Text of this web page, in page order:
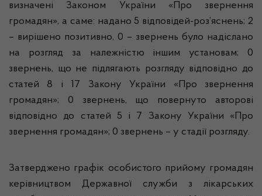
визначені Законом України «Про звернення
громадян», а саме: надано 5 відповідей-роз’яснень; 2
– вирішено позитивно, 0 – звернень було надіслано
на розгляд за належністю іншим установам; 0
звернень, що не підлягають розгляду відповідно до
статей 8 і 17 Закону України «Про звернення
громадян»; 0 звернень, що повернуто авторові
відповідно до статей 5 і 7 Закону України «Про
звернення громадян»; 0 звернень – у стадії розгляду.
Затверджено графік особистого прийому громадян
керівництвом Державної служби з лікарських